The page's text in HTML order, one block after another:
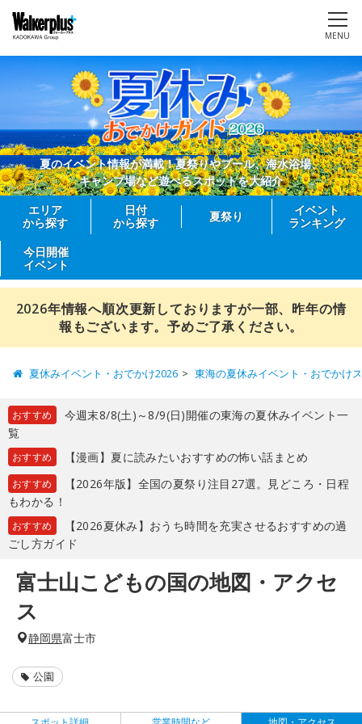
MENU
夏のイベント情報が満載！夏祭りやプール、海水浴場、
キャンプ場など遊べるスポットを大紹介
エリア
から探す
日付
から探す
夏祭り
イベント
ランキング
今日開催
イベント
2026年情報へ順次更新しておりますが一部、昨年の情
報もございます。予めご了承ください。
夏休みイベント・おでかけ2026 東海の夏休みイベント・おでかけ
おすすめ
今週末8/8(土)～8/9(日)開催の東海の夏休みイベント一
覧
おすすめ 【漫画】夏に読みたいおすすめの怖い話まとめ
おすすめ
【2026年版】全国の夏祭り注目27選。見どころ・日程
もわかる！
おすすめ
【2026夏休み】おうち時間を充実させるおすすめの過
ごし方ガイド
富士山こどもの国の地図・アクセ
ス
静岡県富士市
公園